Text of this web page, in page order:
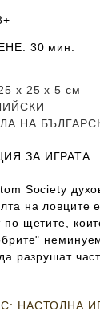
: 30 мин.
х 25 х 5 см
НА
ЗА ИГРАТА:
Society
на ловците
по щетите,
разрушат
НАСТОЛНА